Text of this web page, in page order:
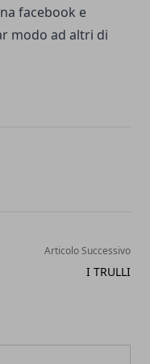
facebook e
modo ad altri di
Articolo Successivo
I TRULLI